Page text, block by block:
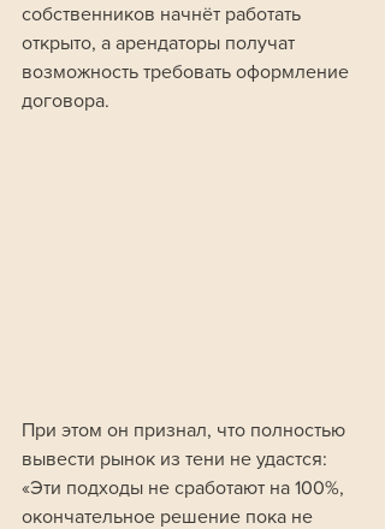
собственников начнёт работать
открыто, а арендаторы получат
возможность требовать оформление
договора.
При этом он признал, что полностью
вывести рынок из тени не удастся:
«Эти подходы не сработают на 100%,
окончательное решение пока не